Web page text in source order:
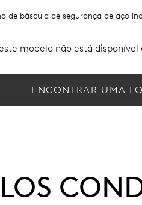
de báscula de segurança de aço
modelo não está
ENCONTRAR UMA